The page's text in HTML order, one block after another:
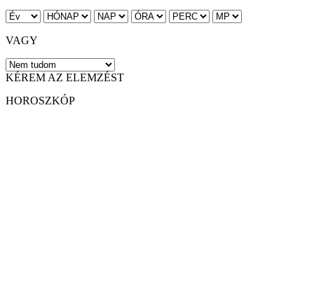
VAGY
KÉREM AZ ELEMZÉST
HOROSZKÓP